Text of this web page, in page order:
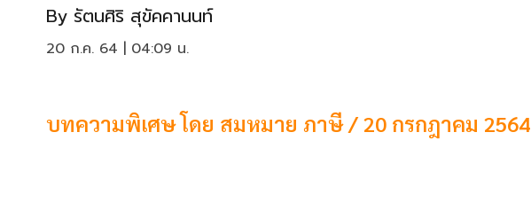
By รัตนศิริ สุขัคคานนท์
20 ก.ค. 64 | 04:09 น.
บทความพิเศษ โดย สมหมาย ภาษี / 20 กรกฎาคม 2564